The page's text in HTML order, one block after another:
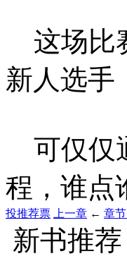
这场比
新人选手
可仅仅
程，谁点
投推荐票 上一章 ← 章
新书推荐